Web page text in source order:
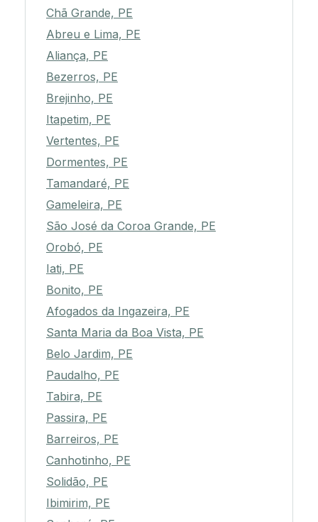
Chã Grande, PE
Abreu e Lima, PE
Aliança, PE
Bezerros, PE
Brejinho, PE
Itapetim, PE
Vertentes, PE
Dormentes, PE
Tamandaré, PE
Gameleira, PE
São José da Coroa Grande, PE
Orobó, PE
Iati, PE
Bonito, PE
Afogados da Ingazeira, PE
Santa Maria da Boa Vista, PE
Belo Jardim, PE
Paudalho, PE
Tabira, PE
Passira, PE
Barreiros, PE
Canhotinho, PE
Solidão, PE
Ibimirim, PE